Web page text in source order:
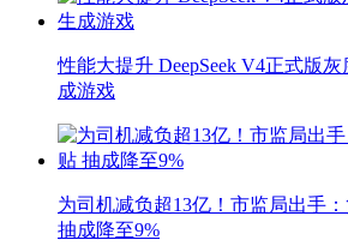
性能大提升 DeepSeek V4正式版
成游戏
为司机减负超13亿！市监局出手
抽成降至9%